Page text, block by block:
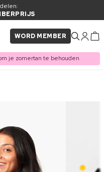
WORD MEMBER
je zomertan te behouden
AAN